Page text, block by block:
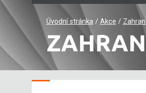
Úvodní stránka/ Akce /